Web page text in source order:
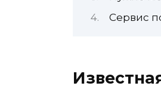
Сервис